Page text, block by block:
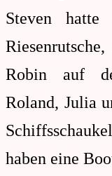
Steven hatte
Robin auf
Roland, Julia
haben eine